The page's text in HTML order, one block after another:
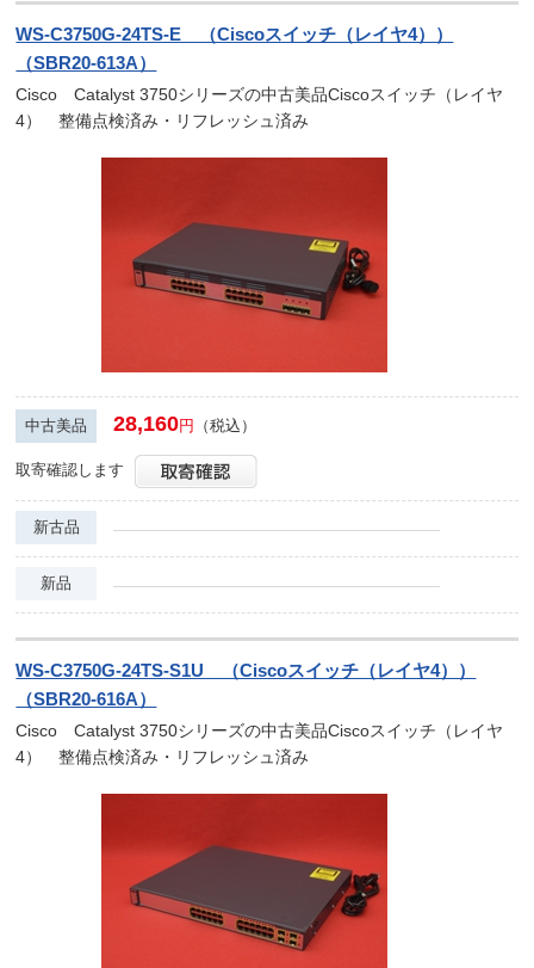
WS-C3750G-24TS-E （Ciscoスイッチ（レイヤ4））
（SBR20-613A）
Cisco Catalyst 3750シリーズの中古美品Ciscoスイッチ（レイヤ
4） 整備点検済み・リフレッシュ済み
中古美品 28,160円 （税込）
取寄確認します
新古品
新品
WS-C3750G-24TS-S1U （Ciscoスイッチ（レイヤ4））
（SBR20-616A）
Cisco Catalyst 3750シリーズの中古美品Ciscoスイッチ（レイヤ
4） 整備点検済み・リフレッシュ済み